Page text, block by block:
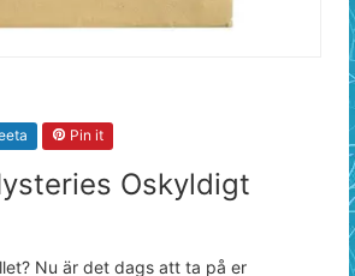
Pin it
Oskyldigt
Nu är det dags att ta på er